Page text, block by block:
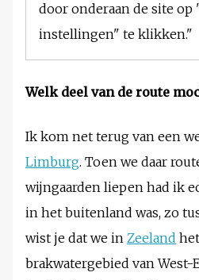
door onderaan de site op
instellingen" te klikken."
Welk deel van de route
Ik kom net terug van een
Limburg. Toen we daar
wijngaarden liepen had ik
in het buitenland was, zo
wist je dat we in Zeeland
brakwatergebied van West-